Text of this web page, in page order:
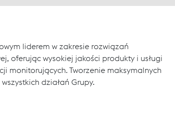
liderem w zakresie rozwiązań
oferując wysokiej jakości produkty i usługi
monitorujących. Tworzenie maksymalnych
działań Grupy.